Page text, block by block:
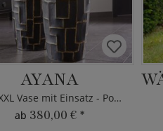
AYANA
Edle XXL Vase mit Einsatz - Polystone
ab 380,00 € *